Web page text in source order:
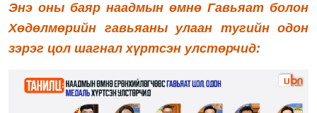
Энэ оны баяр наадмын өмнө Гавьяат болон
Хөдөлмөрийн гавьяаны улаан тугийн одон
зэрэг цол шагнал хүртсэн улстөрчид: